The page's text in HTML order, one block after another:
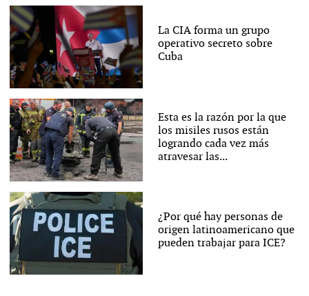
La CIA forma un grupo
operativo secreto sobre
Cuba
Esta es la razón por la que
los misiles rusos están
logrando cada vez más
atravesar las...
¿Por qué hay personas de
origen latinoamericano que
pueden trabajar para ICE?